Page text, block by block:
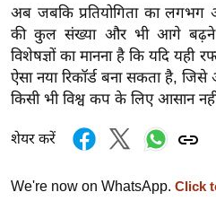
त
बॉ
ली
वु
ड
हॉ
वु
अब जबकि प्रतियोगिता का
की कुल संख्या और भी आगे बढ़ने
विशेषज्ञों का मानना है कि यदि यही
ऐसा नया रिकॉर्ड बना सकता है,
किसी भी विश्व कप के लिए आसान नहीं
शेयर करें
We're now on WhatsApp. Click